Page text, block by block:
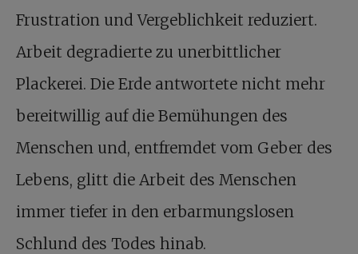
Frustration und Vergeblichkeit reduziert.
Arbeit degradierte zu unerbittlicher
Plackerei. Die Erde antwortete nicht mehr
bereitwillig auf die Bemühungen des
Menschen und, entfremdet vom Geber des
Lebens, glitt die Arbeit des Menschen
immer tiefer in den erbarmungslosen
Schlund des Todes hinab.